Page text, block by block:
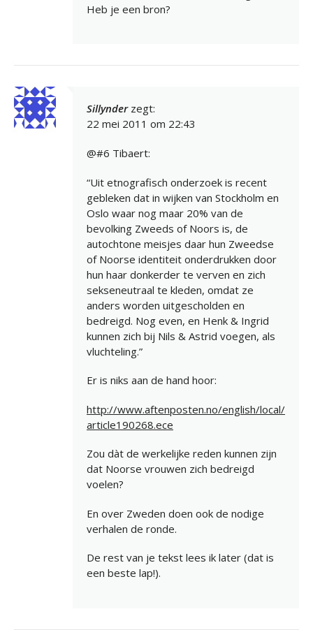
Heb je een bron?
Sillynder zegt:
22 mei 2011 om 22:43
@#6 Tibaert:
“Uit etnografisch onderzoek is recent
gebleken dat in wijken van Stockholm en
Oslo waar nog maar 20% van de
bevolking Zweeds of Noors is, de
autochtone meisjes daar hun Zweedse
of Noorse identiteit onderdrukken door
hun haar donkerder te verven en zich
sekseneutraal te kleden, omdat ze
anders worden uitgescholden en
bedreigd. Nog even, en Henk & Ingrid
kunnen zich bij Nils & Astrid voegen, als
vluchteling.”
Er is niks aan de hand hoor:
http://www.aftenposten.no/english/local/
article190268.ece
Zou dàt de werkelijke reden kunnen zijn
dat Noorse vrouwen zich bedreigd
voelen?
En over Zweden doen ook de nodige
verhalen de ronde.
De rest van je tekst lees ik later (dat is
een beste lap!).